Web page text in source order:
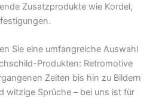
Zusatzprodukte wie Kordel,
Sie eine umfangreiche Auswahl
Produkten: Retromotive
Zeiten bis hin zu Bildern
witzige Sprüche – bei uns ist für